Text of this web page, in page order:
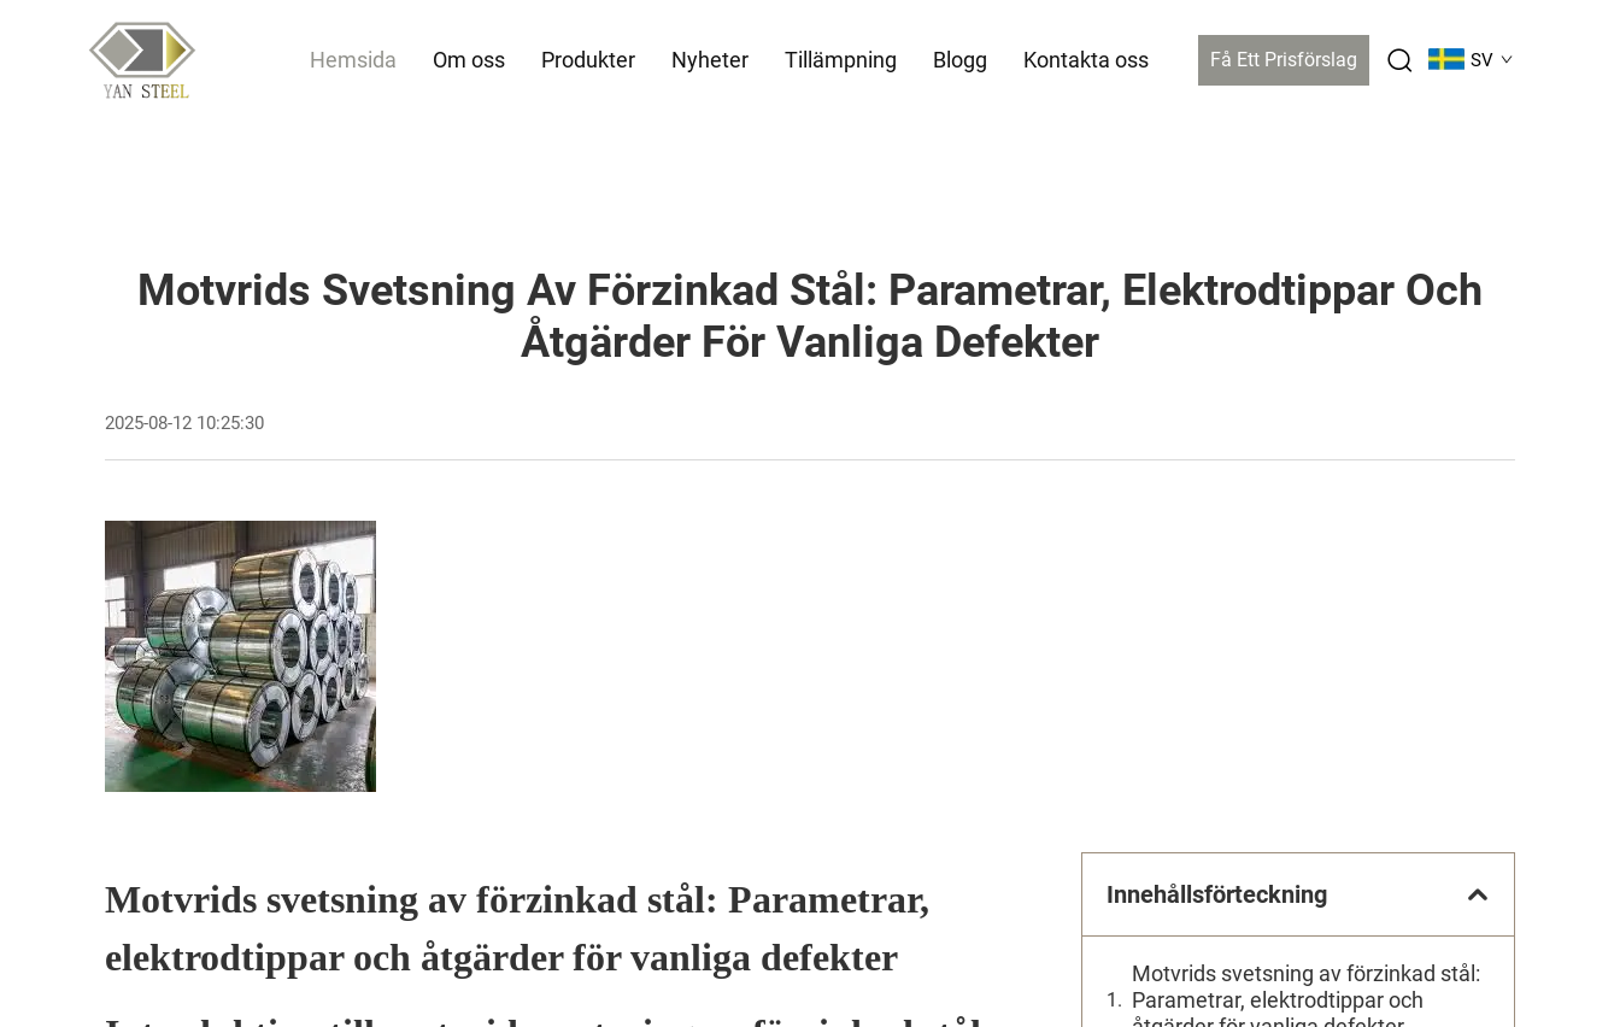
Hemsida Om oss Produkter Nyheter Tillämpning Blogg Kontakta oss Få Ett Prisförslag SV
Motvrids Svetsning Av Förzinkad Stål: Parametrar, Elektrodtippar Och
Åtgärder För Vanliga Defekter
2025-08-12 10:25:30
Motvrids svetsning av förzinkad stål: Parametrar,
elektrodtippar och åtgärder för vanliga defekter
Innehållsförteckning
Motvrids svetsning av förzinkad stål:
Parametrar, elektrodtippar och